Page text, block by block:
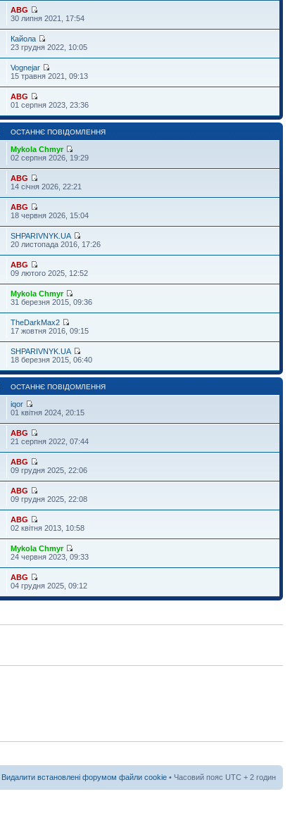
ABG
30 липня 2021, 17:54
Кайола
23 грудня 2022, 10:05
Vognejar
15 травня 2021, 09:13
ABG
01 серпня 2023, 23:36
ОСТАННЄ ПОВІДОМЛЕННЯ
Mykola Chmyr
02 серпня 2026, 19:29
ABG
14 січня 2026, 22:21
ABG
18 червня 2026, 15:04
SHPARIVNYK.UA
20 листопада 2016, 17:26
ABG
09 лютого 2025, 12:52
Mykola Chmyr
31 березня 2015, 09:36
TheDarkMax2
17 жовтня 2016, 09:15
SHPARIVNYK.UA
18 березня 2015, 06:40
ОСТАННЄ ПОВІДОМЛЕННЯ
iqor
01 квітня 2024, 20:15
ABG
21 серпня 2022, 07:44
ABG
09 грудня 2025, 22:06
ABG
09 грудня 2025, 22:08
ABG
02 квітня 2013, 10:58
Mykola Chmyr
24 червня 2023, 09:33
ABG
04 грудня 2025, 09:12
Видалити встановлені форумом файли cookie • Часовий пояс UTC + 2 годин